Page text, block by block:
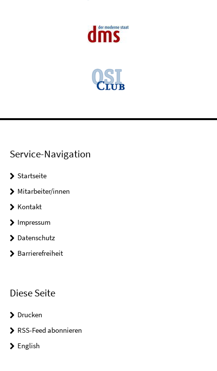
Service-Navigation
Startseite
Mitarbeiter/innen
Kontakt
Impressum
Datenschutz
Barrierefreiheit
Diese Seite
Drucken
RSS-Feed abonnieren
English